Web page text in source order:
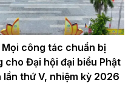
Mọi công tác chuẩn bị
cho Đại hội đại biểu Phật
lần thứ V, nhiệm kỳ 2026